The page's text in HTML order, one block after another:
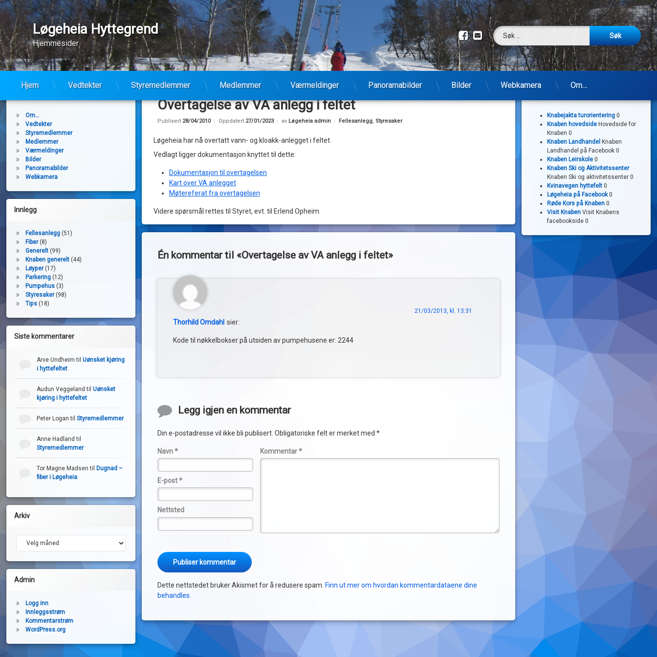
Løgeheia Hyttegrend
Hjemmesider
Facebook
E-post
Søk etter:
Hjem Vedtekter Styremedlemmer Medlemmer Værmeldinger Panoramabilder Bilder Webkamera Om…
Overtagelse av VA anlegg i feltet
Publisert 28/04/2010 Oppdatert 27/01/2023 av Løgeheia admin Kategorier:
Fellesanlegg, Styresaker
Løgeheia har nå overtatt vann- og kloakk-anlegget i feltet.
Vedlagt ligger dokumentasjon knyttet til dette:
Dokumentasjon til overtagelsen
Kart over VA anlegget
Møtereferat fra overtagelsen
Videre spørsmål rettes til Styret, evt. til Erlend Opheim.
Én kommentar til «Overtagelse av VA anlegg i feltet»
Thorhild Omdahl sier:
21/03/2013, kl. 13:31
Kode til nøkkelbokser på utsiden av pumpehusene er: 2244
Legg igjen en kommentar
Din e-postadresse vil ikke bli publisert. Obligatoriske felt er merket med*
Kommentar*
Navn*
E-post*
Nettsted
Dette nettstedet bruker Akismet for å redusere spam. Finn ut mer om hvordan kommentardataene dine
behandles.
Sider:
Om…
Vedtekter
Styremedlemmer
Medlemmer
Værmeldinger
Bilder
Panoramabilder
Webkamera
Innlegg
Fellesanlegg (51)
Fiber(8)
Generelt (99)
Knaben generelt (44)
Løyper(17)
Parkering (12)
Pumpehus (3)
Styresaker(98)
Tips (18)
Siste kommentarer
Arve Undheim tilUønsket kjøring
i hyttefeltet
Audun Veggeland tilUønsket
kjøring i hyttefeltet
Peter Logan tilStyremedlemmer
Anne Hadland til
Styremedlemmer
Tor Magne Madsen til
Dugnad –
fiber i Løgeheia
Arkiv
Arkiv
Admin
Logg inn
Innleggsstrøm
Kommentarstrøm
WordPress.org
Knabejakta turorientering 0
Knaben hovedside Hovedside for
Knaben 0
Knaben Landhandel Knaben
Landhandel på Facebook 0
Knaben Leirskole 0
Knaben Ski og Aktivitetssenter
Knaben Ski og aktivitetssenter 0
Kvinavegen hyttefelt 0
Løgeheia på Facebook0
Røde Kors på Knaben 0
Visit Knaben Visit Knabens
facebookside 0